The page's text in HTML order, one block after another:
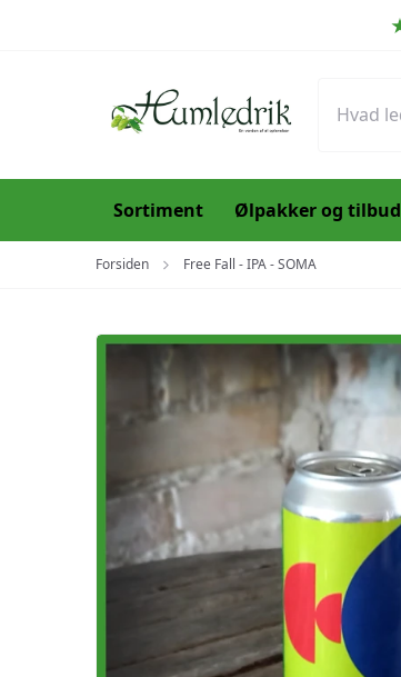
Sortiment Ølpakker og tilbud
Forsiden Free Fall - IPA - SOMA